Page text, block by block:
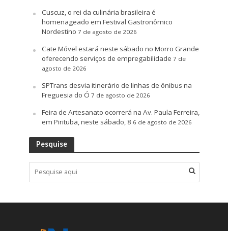
Cuscuz, o rei da culinária brasileira é
homenageado em Festival Gastronômico
Nordestino 7 de agosto de 2026
Cate Móvel estará neste sábado no Morro Grande
oferecendo serviços de empregabilidade 7 de
agosto de 2026
SPTrans desvia itinerário de linhas de ônibus na
Freguesia do Ó 7 de agosto de 2026
Feira de Artesanato ocorrerá na Av. Paula Ferreira,
em Pirituba, neste sábado, 8 6 de agosto de 2026
Pesquise